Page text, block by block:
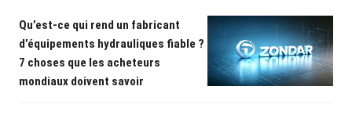
Qu’est-ce qui rend un fabricant
d’équipements hydrauliques fiable ?
7 choses que les acheteurs
mondiaux doivent savoir